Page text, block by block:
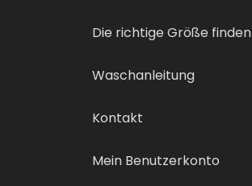
Die richtige Größe finden
Waschanleitung
Kontakt
Mein Benutzerkonto